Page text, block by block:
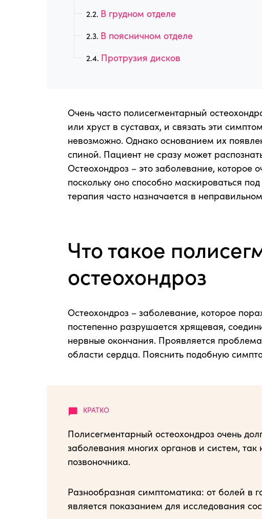
В грудном отделе
В поясничном отделе
Протрузия дисков
Очень часто полисегментарный
или хруст в суставах, и связать эти
невозможно. Однако основанием их
спиной. Пациент не сразу может
Остеохондроз – это заболевание, которое
поскольку оно способно маскироваться
терапия часто назначается в
Что такое
остеохондроз
Остеохондроз – заболевание, которое
постепенно разрушается хрящевая,
нервные окончания. Проявляется
области сердца. Пояснить подобную
Полисегментарный остеохондроз очень
заболевания многих органов и систем, так
позвоночника.
Разнообразная симптоматика: от болей в
является показанием для исследования